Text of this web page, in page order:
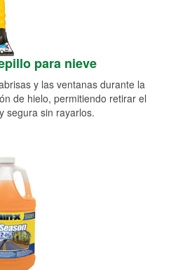
para nieve
y las ventanas durante la
de hielo, permitiendo retirar el
segura sin rayarlos.